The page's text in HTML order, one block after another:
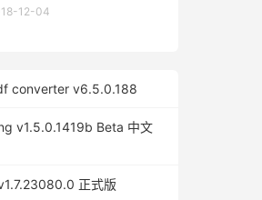
12-04
converter v6.5.0.188
v1.5.0.1419b Beta 中文
正式版